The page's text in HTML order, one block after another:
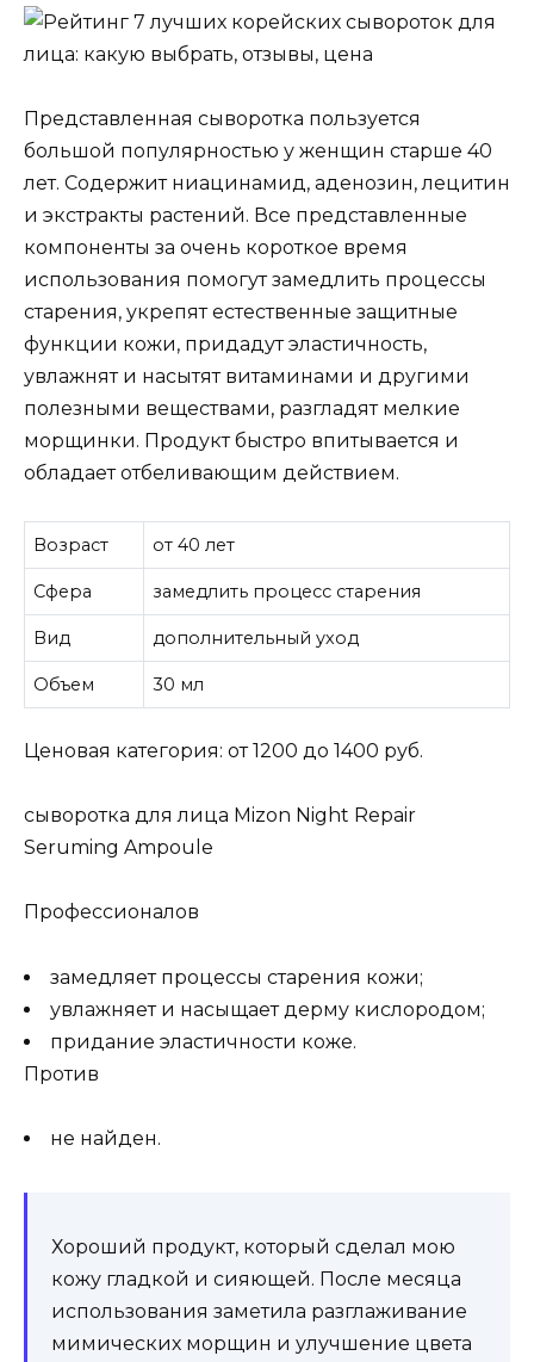
Представленная сыворотка пользуется
большой популярностью у женщин старше 40
лет. Содержит ниацинамид, аденозин, лецитин
и экстракты растений. Все представленные
компоненты за очень короткое время
использования помогут замедлить процессы
старения, укрепят естественные защитные
функции кожи, придадут эластичность,
увлажнят и насытят витаминами и другими
полезными веществами, разгладят мелкие
морщинки. Продукт быстро впитывается и
обладает отбеливающим действием.
Возраст от 40 лет
Сфера замедлить процесс старения
Вид дополнительный уход
Объем 30 мл
Ценовая категория: от 1200 до 1400 руб.
сыворотка для лица Mizon Night Repair
Seruming Ampoule
Профессионалов
замедляет процессы старения кожи;
увлажняет и насыщает дерму кислородом;
придание эластичности коже.
Против
не найден.
Хороший продукт, который сделал мою
кожу гладкой и сияющей. После месяца
использования заметила разглаживание
мимических морщин и улучшение цвета